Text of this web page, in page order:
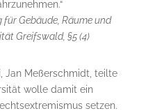
Gebäude, Räume und
Greifswald, §5 (4)
Jan Meßerschmidt, teilte
wolle damit ein
setzen.